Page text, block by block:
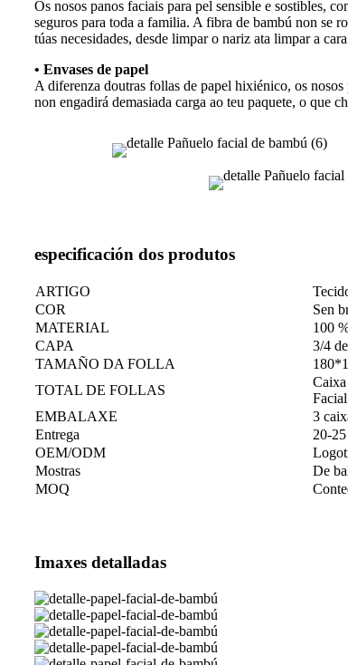
Os nosos panos faciais para pel sensible e sostibles,
seguros para toda a familia. A fibra de bambú non se
túas necesidades, desde limpar o nariz ata limpar a
• Envases de papel
A diferenza doutras follas de papel hixiénico, os
non engadirá demasiada carga ao teu paquete, o que
especificación dos produtos
ARTIGO
COR
Sen
MATERIAL
100
CAPA
3/4
TAMAÑO DA FOLLA
TOTAL DE FOLLAS
EMBALAXE
3
Entrega
20-
OEM/ODM
Mostras
De
MOQ
Imaxes detalladas